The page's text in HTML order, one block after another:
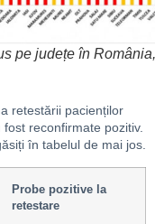
pe județe în România,
retestării pacienților
reconfirmate pozitiv.
în tabelul de mai jos.
Probe pozitive la
retestare